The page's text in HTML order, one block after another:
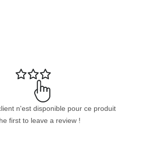
n'est disponible pour ce produit
first to leave a review !